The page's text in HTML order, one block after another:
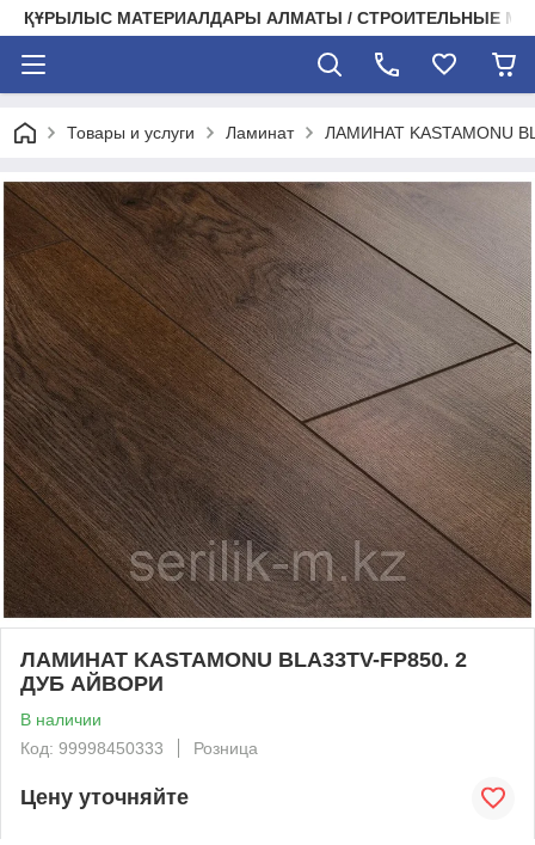
ҚҰРЫЛЫС МАТЕРИАЛДАРЫ АЛМАТЫ / СТРОИТЕЛЬНЫЕ
Товары и услуги Ламинат ЛАМИНАТ KASTAMONU
ЛАМИНАТ KASTAMONU BLA33TV-FP850. 2
ДУБ АЙВОРИ
В наличии
Код: 99998450333
Розница
Цену уточняйте